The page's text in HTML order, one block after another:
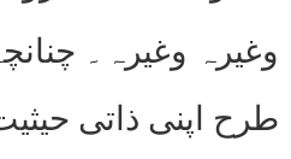
وغیرہ وغیرہ۔
طرح اپنی ذاتی